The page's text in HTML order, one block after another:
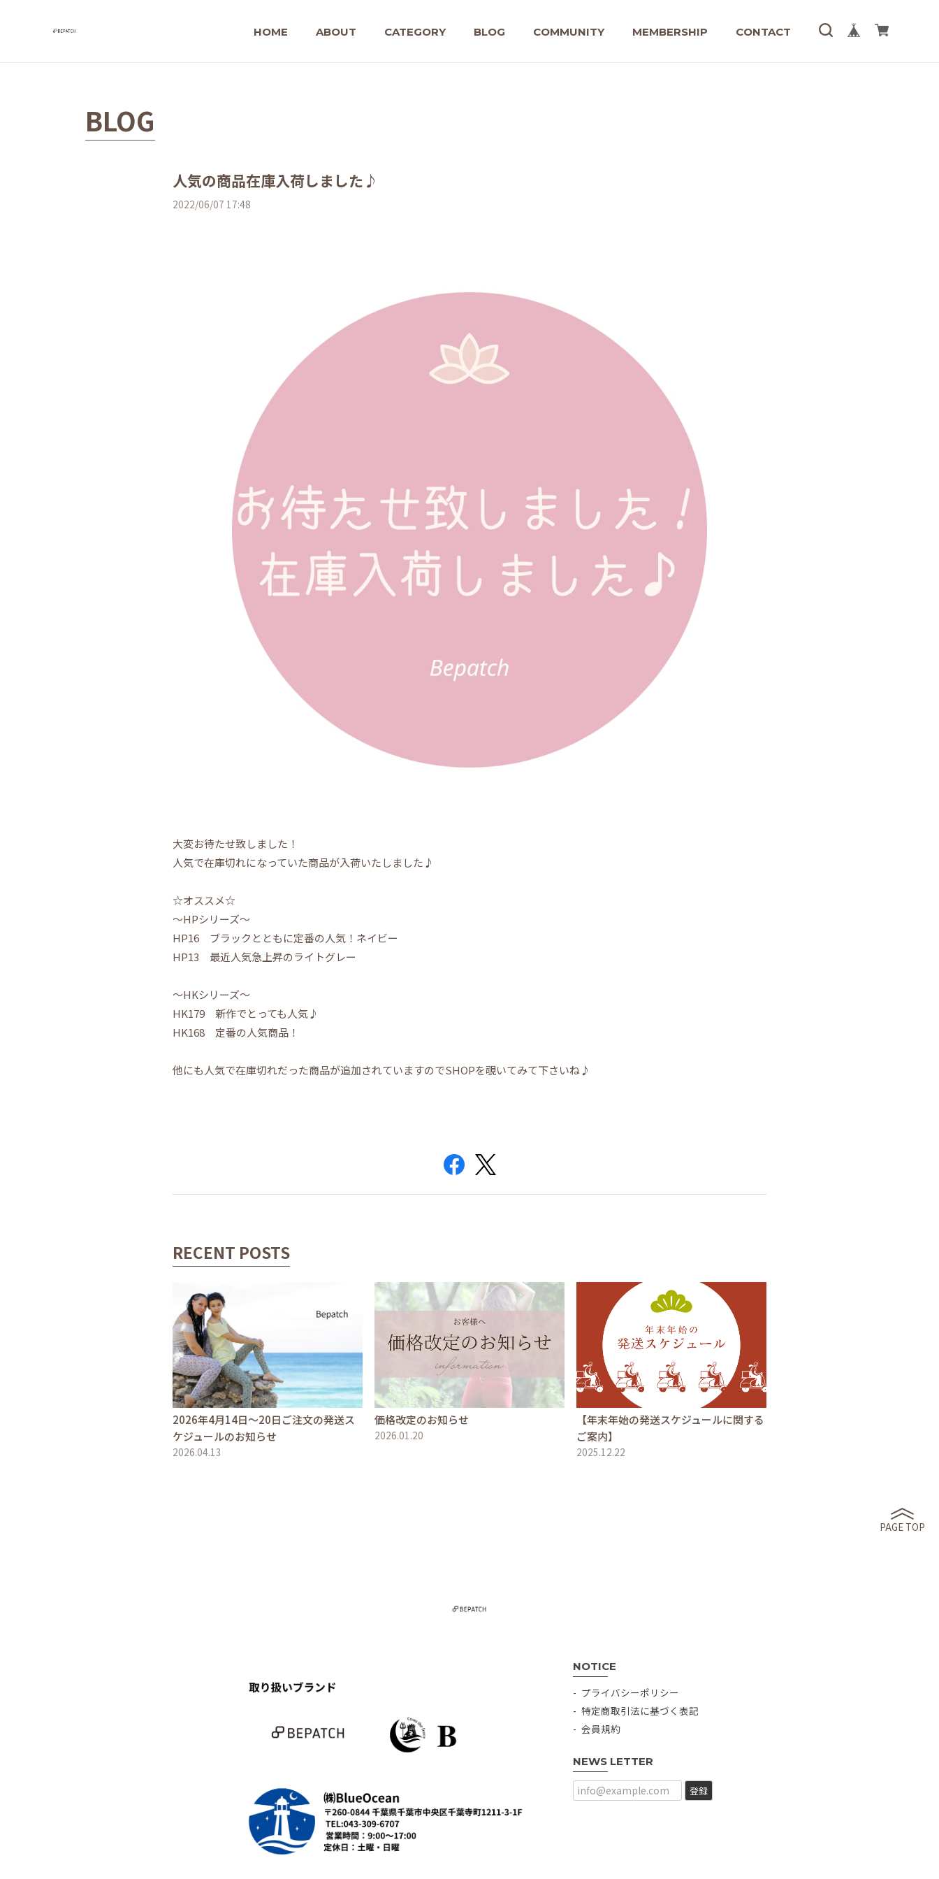
HOME ABOUT CATEGORY BLOG COMMUNITY MEMBERSHIP CONTACT
BLOG
人気の商品在庫入荷しました♪
2022/06/07 17:48
大変お待たせ致しました！
人気で在庫切れになっていた商品が入荷いたしました♪
☆オススメ☆
～HPシリーズ～
HP16 ブラックとともに定番の人気！ネイビー
HP13 最近人気急上昇のライトグレー
～HKシリーズ～
HK179 新作でとっても人気♪
HK168 定番の人気商品！
他にも人気で在庫切れだった商品が追加されていますのでSHOPを覗いてみて下さいね♪
RECENT POSTS
2026年4月14日〜20日ご注文の発送ス
ケジュールのお知らせ
2026.04.13
価格改定のお知らせ
2026.01.20
【年末年始の発送スケジュールに関する
ご案内】
2025.12.22
PAGE TOP
NOTICE
プライバシーポリシー
特定商取引法に基づく表記
会員規約
NEWS LETTER
登録